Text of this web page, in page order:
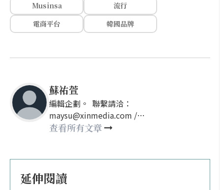
Musinsa
流行
電商平台
韓國品牌
蘇祐萱
編輯企劃。 聯繫請洽：
maysu@xinmedia.com /
may860527@gmail.com
查看所有文章
延伸閱讀